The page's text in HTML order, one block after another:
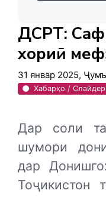
ДСРТ:
хориҷӣ
31 январ 2025,
Хабарҳо / Слайдер
Дар соли
шумори
дар
Тоҷикистон